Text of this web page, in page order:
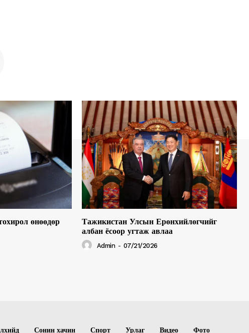
өнөөдөр
Тажикистан Улсын Ерөнхийлөгчийг
албан ёсоор угтаж авлаа
Admin - 07/21/2026
Сонин хачин Спорт Урлаг Видео Фото